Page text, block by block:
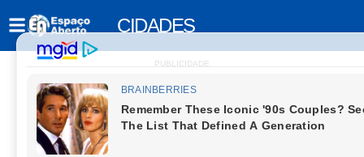
CIDADES
PUBLICIDADE